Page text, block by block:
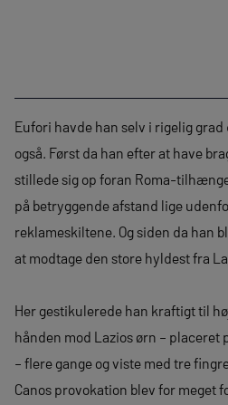
Eufori havde han selv i rigelig
også. Først da han efter at have
stillede sig op foran Roma-
på betryggende afstand lige
reklameskiltene. Og siden da han
at modtage den store hyldest fra
Her gestikulerede han kraftigt til
hånden mod Lazios ørn – placeret
– flere gange og viste med tre
Canos provokation blev for meget